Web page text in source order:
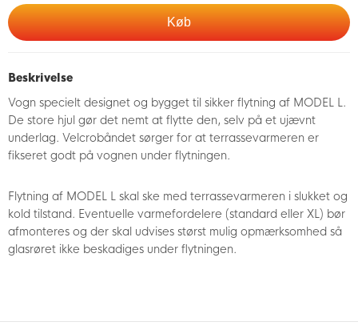
Køb
Beskrivelse
Vogn specielt designet og bygget til sikker flytning af MODEL L.
De store hjul gør det nemt at flytte den, selv på et ujævnt
underlag. Velcrobåndet sørger for at terrassevarmeren er
fikseret godt på vognen under flytningen.
Flytning af MODEL L skal ske med terrassevarmeren i slukket og
kold tilstand. Eventuelle varmefordelere (standard eller XL) bør
afmonteres og der skal udvises størst mulig opmærksomhed så
glasrøret ikke beskadiges under flytningen.